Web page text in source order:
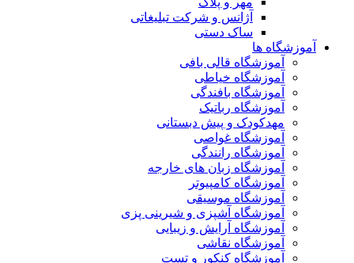
آژانس و شرکت تبلیغاتی
ساک دستی
آموزشگاه ها
آموزشگاه قالی بافی
آموزشگاه خیاطی
آموزشگاه بافندگی
آموزشگاه رباتیک
مهدکودک و پیش دبستانی
آموزشگاه غواصی
آموزشگاه رانندگی
آموزشگاه زبان های خارجه
آموزشگاه کامپیوتر
آموزشگاه موسیقی
آموزشگاه آشپزی و شیرینی پزی
آموزشگاه آرایش و زیبایی
آموزشگاه نقاشی
آموزشگاه کنکور و تست